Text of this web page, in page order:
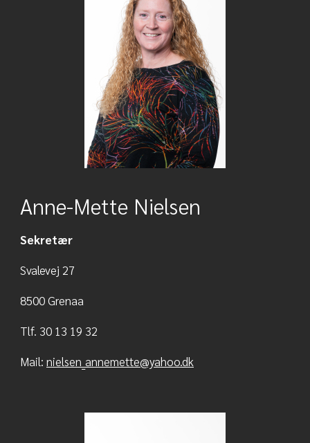
Anne-Mette Nielsen
Sekretær
Svalevej 27
8500 Grenaa
Tlf. 30 13 19 32
Mail: nielsen_annemette@yahoo.dk